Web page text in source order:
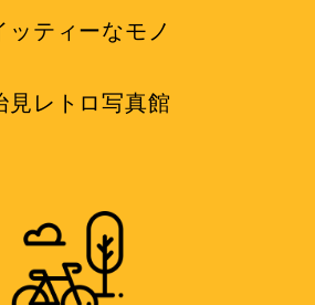
ッティーなモノ
見レトロ写真館